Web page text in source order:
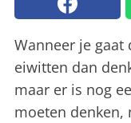
Wanneer je gaat
eiwitten dan
maar er is nog
moeten denken,